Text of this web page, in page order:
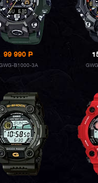
99 990P
B1000-3A